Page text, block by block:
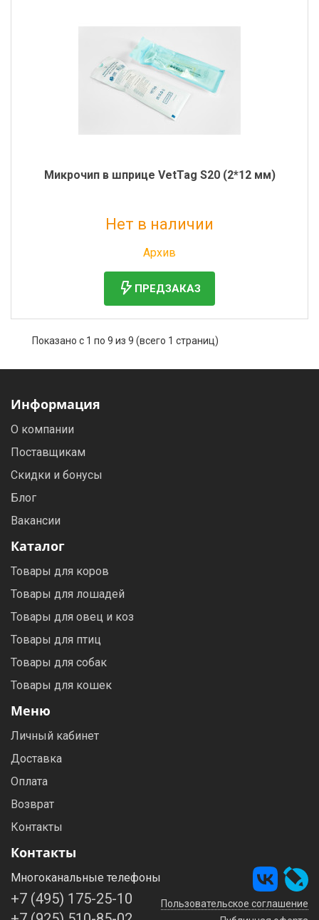
Микрочип в шприце VetTag S20 (2*12 мм)
Нет в наличии
Архив
ПРЕДЗАКАЗ
Показано с 1 по 9 из 9 (всего 1 страниц)
Информация
О компании
Поставщикам
Скидки и бонусы
Блог
Вакансии
Каталог
Товары для коров
Товары для лошадей
Товары для овец и коз
Товары для птиц
Товары для собак
Товары для кошек
Меню
Личный кабинет
Доставка
Оплата
Возврат
Контакты
Контакты
Многоканальные телефоны
+7 (495) 175-25-10
Пользовательское соглашение